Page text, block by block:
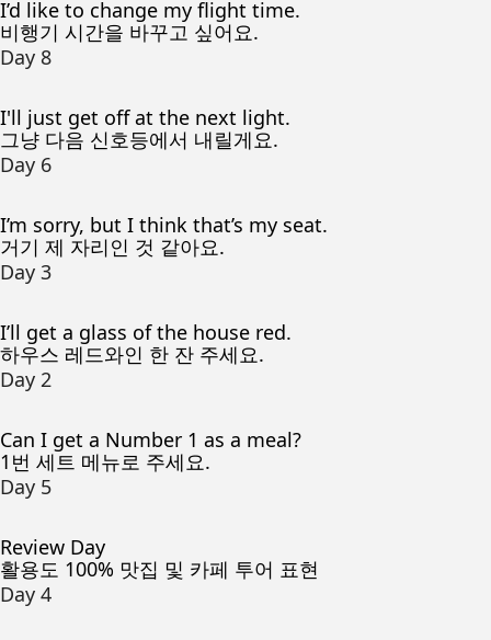
I’d like to change my flight time.
비행기 시간을 바꾸고 싶어요.
Day 8
I'll just get off at the next light.
그냥 다음 신호등에서 내릴게요.
Day 6
I’m sorry, but I think that’s my seat.
거기 제 자리인 것 같아요.
Day 3
I’ll get a glass of the house red.
하우스 레드와인 한 잔 주세요.
Day 2
Can I get a Number 1 as a meal?
1번 세트 메뉴로 주세요.
Day 5
Review Day
활용도 100% 맛집 및 카페 투어 표현
Day 4